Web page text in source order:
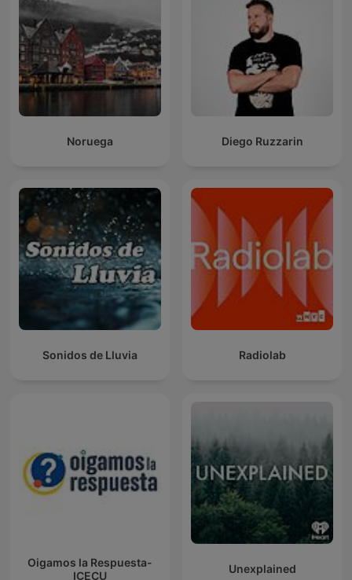
Noruega Diego Ruzzarin
Sonidos de Lluvia Radiolab
Oigamos la Respuesta-
ICECU
Unexplained